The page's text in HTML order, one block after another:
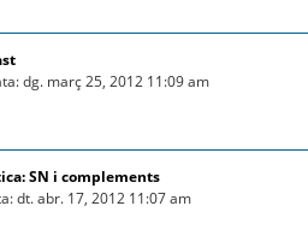
dg. març 25, 2012 11:09 am
SN i complements
dt. abr. 17, 2012 11:07 am